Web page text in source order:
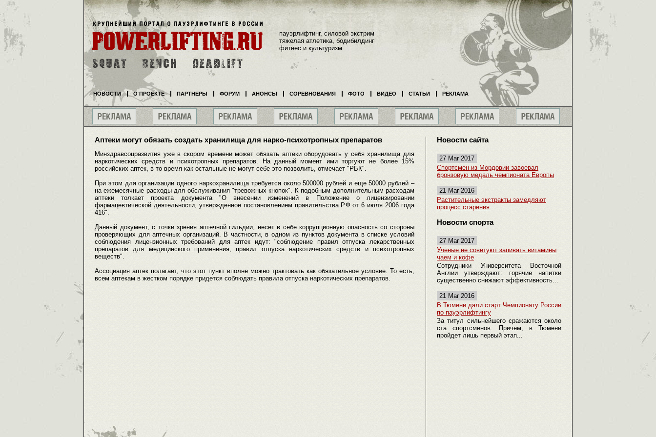
Аптеки могут обязать создать хранилища для нарко-психотропных препаратов
Минздравсоцразвития уже в скором времени может обязать аптеки оборудовать у себя хранилища для
наркотических средств и психотропных препаратов. На данный момент ими торгуют не более 15%
российских аптек, в то время как остальные не могут себе это позволить, отмечает "РБК".
При этом для организации одного наркохранилища требуется около 500000 рублей и еще 50000 рублей –
на ежемесячные расходы для обслуживания "тревожных кнопок". К подобным дополнительным расходам
аптеки толкает проекта документа "О внесении изменений в Положение о лицензировании
фармацевтической деятельности, утвержденное постановлением правительства РФ от 6 июля 2006 года
416".
Данный документ, с точки зрения аптечной гильдии, несет в себе коррупционную опасность со стороны
проверяющих для аптечных организаций. В частности, в одном из пунктов документа в списке условий
соблюдения лицензионных требований для аптек идут: "соблюдение правил отпуска лекарственных
препаратов для медицинского применения, правил отпуска наркотических средств и психотропных
веществ".
Ассоциация аптек полагает, что этот пункт вполне можно трактовать как обязательное условие. То есть,
всем аптекам в жестком порядке придется соблюдать правила отпуска наркотических препаратов.
Новости сайта
27 Mar 2017
Спортсмен из Мордовии завоевал
бронзовую медаль чемпионата Европы
21 Mar 2016
Растительные экстракты замедляют
процесс старения
Новости спорта
27 Mar 2017
Ученые не советуют запивать витамины
чаем и кофе
Сотрудники Университета Восточной
Англии утверждают: горячие напитки
существенно снижают эффективность...
21 Mar 2016
В Тюмени дали старт Чемпионату России
по пауэрлифтингу
За титул сильнейшего сражаются около
ста спортсменов. Причем, в Тюмени
пройдет лишь первый этап...
пауэрлифтинг, силовой экстрим
тяжелая атлетика, бодибилдинг
фитнес и культуризм
НОВОСТИ О ПРОЕКТЕ ПАРТНЕРЫ ФОРУМ АНОНСЫ СОРЕВНОВАНИЯ ФОТО ВИДЕО СТАТЬИ РЕКЛАМА